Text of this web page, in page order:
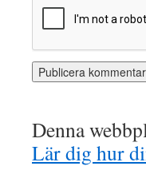
Denna
Lär dig hur